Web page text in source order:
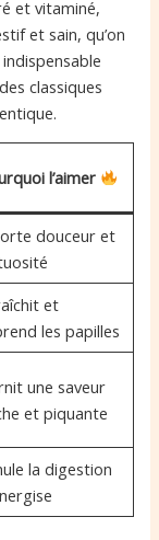
et vitaminé,
et sain, qu’on
classiques
l’aimer
douceur et
et
les papilles
une saveur
et piquante
la digestion